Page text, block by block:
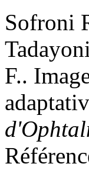
Sofroni
Tadayoni
F..